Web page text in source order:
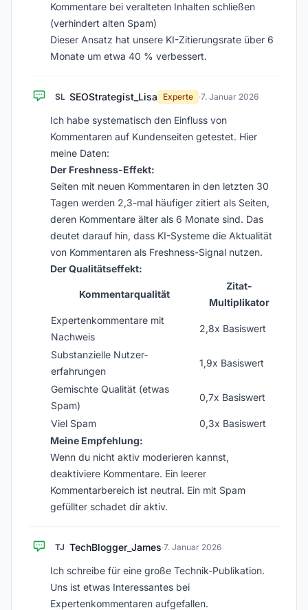
Kommentare bei veralteten Inhalten schließen
(verhindert alten Spam)
Dieser Ansatz hat unsere KI-Zitierungsrate über 6
Monate um etwa 40 % verbessert.
SL SEOStrategist_Lisa Experte ·7. Januar 2026
Ich habe systematisch den Einfluss von
Kommentaren auf Kundenseiten getestet. Hier
meine Daten:
Der Freshness-Effekt:
Seiten mit neuen Kommentaren in den letzten 30
Tagen werden 2,3-mal häufiger zitiert als Seiten,
deren Kommentare älter als 6 Monate sind. Das
deutet darauf hin, dass KI-Systeme die Aktualität
von Kommentaren als Freshness-Signal nutzen.
Der Qualitätseffekt:
Kommentarqualität
Zitat-
Multiplikator
Expertenkommentare mit
Nachweis
2,8x Basiswert
Substanzielle Nutzer­
erfahrungen
1,9x Basiswert
Gemischte Qualität (etwas
Spam)
0,7x Basiswert
Viel Spam
0,3x Basiswert
Meine Empfehlung:
Wenn du nicht aktiv moderieren kannst,
deaktiviere Kommentare. Ein leerer
Kommentarbereich ist neutral. Ein mit Spam
gefüllter schadet dir aktiv.
TJ TechBlogger_James·7. Januar 2026
Ich schreibe für eine große Technik-Publikation.
Uns ist etwas Interessantes bei
Expertenkommentaren aufgefallen.